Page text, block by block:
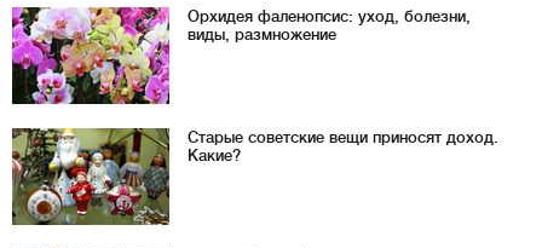
Орхидея фаленопсис: уход, болезни,
виды, размножение
Старые советские вещи приносят доход.
Какие?